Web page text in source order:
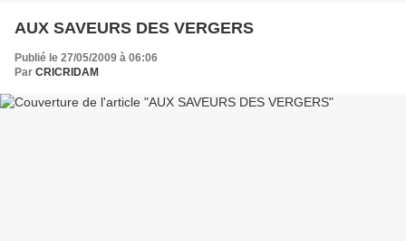
AUX SAVEURS DES VERGERS
Publié le 27/05/2009 à 06:06
Par CRICRIDAM